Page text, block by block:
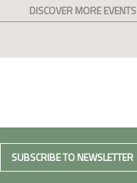
DISCOVER MORE EVENTS
SUBSCRIBE TO NEWSLETTER